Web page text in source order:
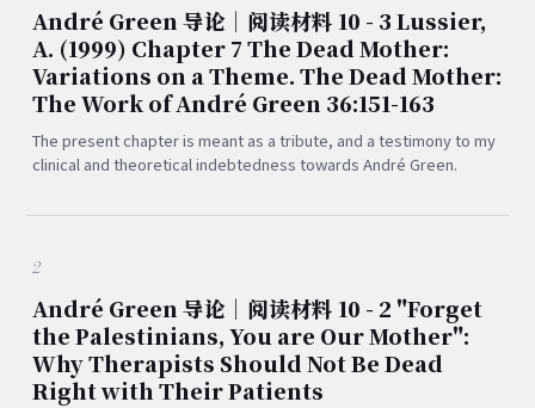
André Green 导论｜阅读材料 10 - 3 Lussier,
A. (1999) Chapter 7 The Dead Mother:
Variations on a Theme. The Dead Mother:
The Work of André Green 36:151-163
The present chapter is meant as a tribute, and a testimony to my
clinical and theoretical indebtedness towards André Green.
2
André Green 导论｜阅读材料 10 - 2 "Forget
the Palestinians, You are Our Mother":
Why Therapists Should Not Be Dead
Right with Their Patients